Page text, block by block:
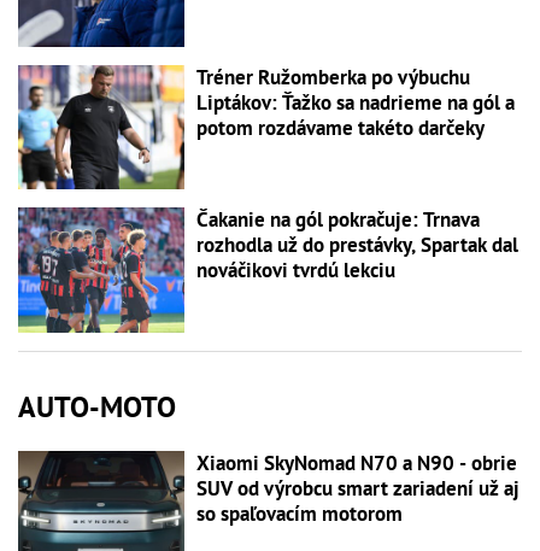
Tréner Ružomberka po výbuchu
Liptákov: Ťažko sa nadrieme na gól a
potom rozdávame takéto darčeky
Čakanie na gól pokračuje: Trnava
rozhodla už do prestávky, Spartak dal
nováčikovi tvrdú lekciu
AUTO-MOTO
Xiaomi SkyNomad N70 a N90 - obrie
SUV od výrobcu smart zariadení už aj
so spaľovacím motorom